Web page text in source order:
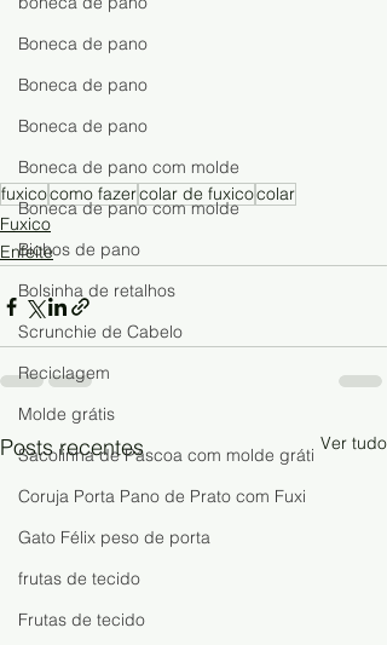
Boneca de pano
Boneca de pano
Boneca de pano
Boneca de pano com molde
Boneca de pano com molde
Bichos de pano
Bolsinha de retalhos
Scrunchie de Cabelo
Reciclagem
Molde grátis
Sacolinha de Páscoa com molde gráti
Coruja Porta Pano de Prato com Fuxi
Gato Félix peso de porta
frutas de tecido
Frutas de tecido
fuxicocomo fazercolar de fuxicocolar
Fuxico
Enfeite
Posts recentes Ver tudo